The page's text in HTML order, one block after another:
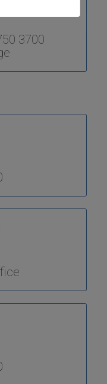
3700